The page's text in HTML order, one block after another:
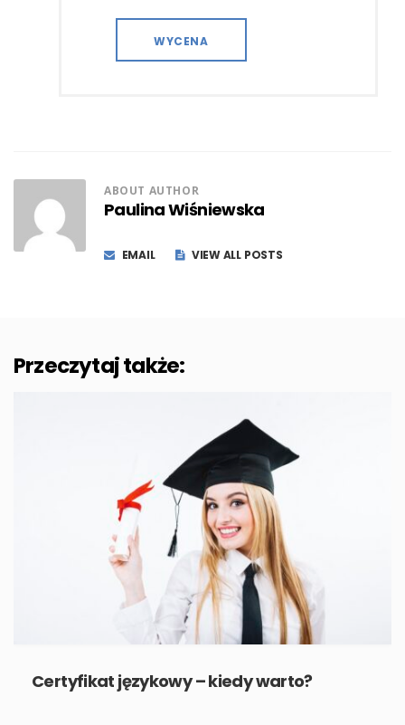
WYCENA
ABOUT AUTHOR
Paulina Wiśniewska
EMAIL VIEW ALL POSTS
Przeczytaj także:
Certyfikat językowy – kiedy warto?